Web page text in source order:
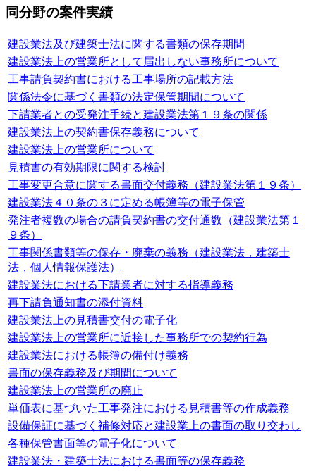
同分野の案件実績
建設業法及び建築士法に関する書類の保存期間
建設業法上の営業所として届出しない事務所について
工事請負契約書における工事場所の記載方法
関係法令に基づく書類の法定保管期間について
下請業者との受発注手続と建設業法第１９条の関係
建設業法上の契約書保存義務について
建設業法上の営業所について
見積書の有効期限に関する検討
工事変更合意に関する書面交付義務（建設業法第１９条）
建設業法４０条の３に定める帳簿等の電子保管
発注者複数の場合の請負契約書の交付通数（建設業法第１
９条）
工事関係書類等の保存・廃棄の義務（建設業法，建築士
法，個人情報保護法）
建設業法における下請業者に対する指導義務
再下請負通知書の添付資料
建設業法上の見積書交付の電子化
建設業法上の営業所に近接した事務所での契約行為
建設業法における帳簿の備付け義務
書面の保存義務及び期間について
建設業法上の営業所の廃止
単価表に基づいた工事発注における見積書等の作成義務
設備保証に基づく補修対応と建設業上の書面の取り交わし
各種保管書面等の電子化について
建設業法・建築士法における書面等の保存義務